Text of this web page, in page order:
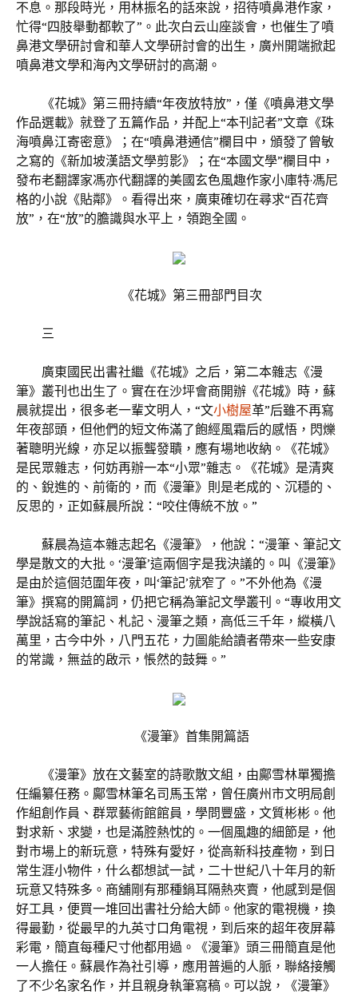
不息。那段時光，用林振名的話來說，招待噴鼻港作家，
忙得“四肢舉動都軟了”。此次白云山座談會，也催生了噴
鼻港文學研討會和華人文學研討會的出生，廣州開端掀起
噴鼻港文學和海內文學研討的高潮。
《花城》第三冊持續“年夜放特放”，僅《噴鼻港文學
作品選載》就登了五篇作品，并配上“本刊記者”文章《珠
海噴鼻江寄密意》；在“噴鼻港通信”欄目中，頒發了曾敏
之寫的《新加坡漢語文學剪影》；在“本國文學”欄目中，
發布老翻譯家馮亦代翻譯的美國玄色風趣作家小庫特·馮尼
格的小說《貼鄰》。看得出來，廣東確切在尋求“百花齊
放”，在“放”的膽識與水平上，領跑全國。
《花城》第三冊部門目次
三
廣東國民出書社繼《花城》之后，第二本雜志《漫
筆》叢刊也出生了。實在在沙坪會商開辦《花城》時，蘇
晨就提出，很多老一輩文明人，“文小樹屋革”后雖不再寫
年夜部頭，但他們的短文佈滿了飽經風霜后的感悟，閃爍
著聰明光線，亦足以振聾發聵，應有場地收納。《花城》
是民眾雜志，何妨再辦一本“小眾”雜志。《花城》是清爽
的、銳進的、前衛的，而《漫筆》則是老成的、沉穩的、
反思的，正如蘇晨所說：“咬住傳統不放。”
蘇晨為這本雜志起名《漫筆》，他說：“漫筆、筆記文
學是散文的大批。‘漫筆’這兩個字是我決議的。叫《漫筆》
是由於這個范圍年夜，叫‘筆記’就窄了。”不外他為《漫
筆》撰寫的開篇詞，仍把它稱為筆記文學叢刊。“專收用文
學說話寫的筆記、札記、漫筆之類，高低三千年，縱橫八
萬里，古今中外，八門五花，力圖能給讀者帶來一些安康
的常識，無益的啟示，悵然的鼓舞。”
《漫筆》首集開篇語
《漫筆》放在文藝室的詩歌散文組，由鄺雪林單獨擔
任編纂任務。鄺雪林筆名司馬玉常，曾任廣州市文明局創
作組創作員、群眾藝術館館員，學問豐盛，文質彬彬。他
對求新、求變，也是滿腔熱忱的。一個風趣的細節是，他
對市場上的新玩意，特殊有愛好，從高新科技產物，到日
常生涯小物件，什么都想試一試，二十世紀八十年月的新
玩意又特殊多。商舖剛有那種鍋耳隔熱夾賣，他感到是個
好工具，便買一堆回出書社分給大師。他家的電視機，換
得最勤，從最早的九英寸口角電視，到后來的超年夜屏幕
彩電，簡直每種尺寸他都用過。《漫筆》頭三冊簡直是他
一人擔任。蘇晨作為社引導，應用普遍的人脈，聯絡接觸
了不少名家名作，并且親身執筆寫稿。可以說，《漫筆》